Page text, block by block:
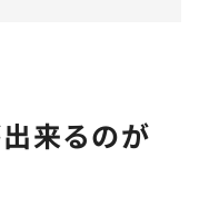
来るのが